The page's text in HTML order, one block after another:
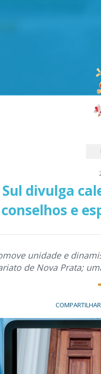
Sul divulga
conselhos e
unidade e
de Nova Prata;